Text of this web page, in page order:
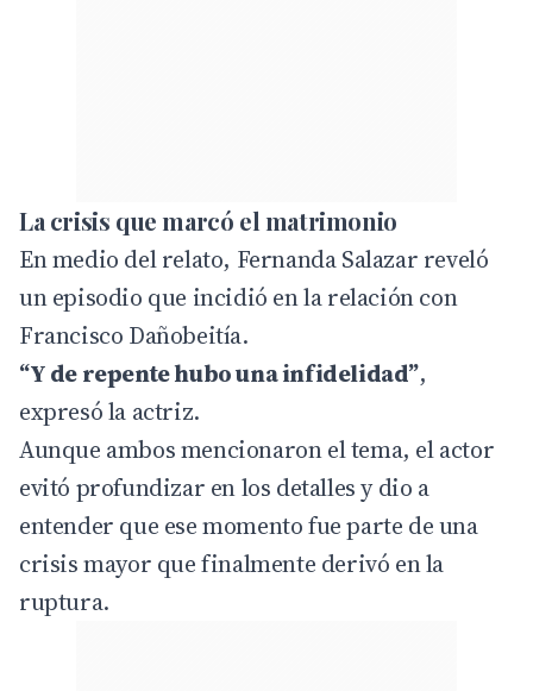
La crisis que marcó el matrimonio
En medio del relato, Fernanda Salazar reveló
un episodio que incidió en la relación con
Francisco Dañobeitía.
“Y de repente hubo una infidelidad”,
expresó la actriz.
Aunque ambos mencionaron el tema, el actor
evitó profundizar en los detalles y dio a
entender que ese momento fue parte de una
crisis mayor que finalmente derivó en la
ruptura.